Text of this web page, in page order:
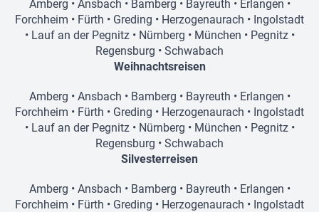
Amberg • Ansbach • Bamberg • Bayreuth • Erlangen •
Forchheim • Fürth • Greding • Herzogenaurach • Ingolstadt
• Lauf an der Pegnitz• Nürnberg • München • Pegnitz•
Regensburg • Schwabach
Weihnachtsreisen
Amberg • Ansbach • Bamberg • Bayreuth • Erlangen •
Forchheim • Fürth • Greding • Herzogenaurach • Ingolstadt
• Lauf an der Pegnitz• Nürnberg • München • Pegnitz•
Regensburg • Schwabach
Silvesterreisen
Amberg • Ansbach • Bamberg • Bayreuth • Erlangen •
Forchheim • Fürth • Greding • Herzogenaurach • Ingolstadt